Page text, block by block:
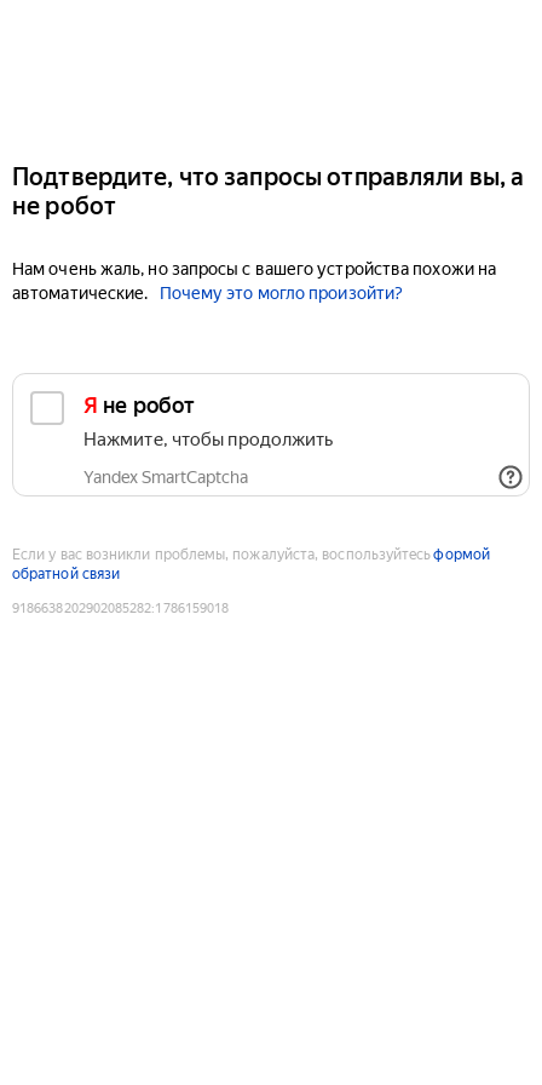
Подтвердите, что запросы отправляли вы, а
не робот
Нам очень жаль, но запросы с вашего устройства похожи на
автоматические.
Почему это могло произойти?
Я не робот
Нажмите, чтобы продолжить
Yandex SmartCaptcha
Если у вас возникли проблемы, пожалуйста, воспользуйтесьформой
обратной связи
9186638202902085282:1786159018